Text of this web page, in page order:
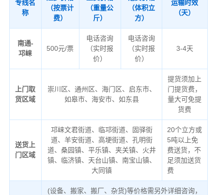
专线名
称
（按票计
费）
（重量公
斤）
（体积立
方）
运输时效
（天）
南通-
邛崃
500元/票
电话咨询
（实时报
价）
电话咨询
（实时报
价）
3-4天
上门取
货区域
崇川区、通州区、海门区、启东市、
如皋市、海安市、如东县
提货须加上
门提货费，
量大可免提
货费
送货上
门区域
邛崃文君街道、临邛街道、固驿街
道、羊安街道、高埂街道、孔明街
道、桑园镇、平乐镇、夹关镇、火井
镇、临济镇、天台山镇、南宝山镇、
大同镇
20个立方或
5吨以上免
费送货，不
足须加送货
费
(设备、搬家、搬厂、杂货)等价格需另外详细咨询，